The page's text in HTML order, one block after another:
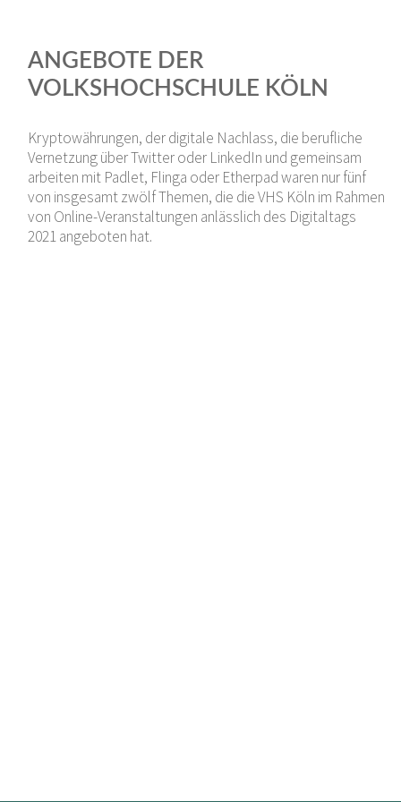
ANGEBOTE DER
VOLKSHOCHSCHULE KÖLN
Kryptowährungen, der digitale Nachlass, die berufliche
Vernetzung über Twitter oder LinkedIn und gemeinsam
arbeiten mit Padlet, Flinga oder Etherpad waren nur fünf
von insgesamt zwölf Themen, die die VHS Köln im Rahmen
von Online-Veranstaltungen anlässlich des Digitaltags
2021 angeboten hat.